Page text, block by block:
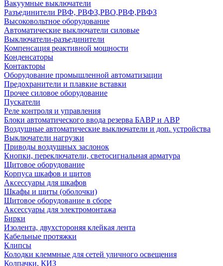
Вакуумные выключатели
Разъединители РВФ, РВФЗ,РВО,РВФ,РВФЗ
Высоковольтное оборудование
Автоматические выключатели cиловые
Выключатели-разъединители
Компенсация реактивной мощности
Конденсаторы
Контакторы
Оборудование промышленной автоматизации
Предохранители и плавкие вставки
Прочее силовое оборудование
Пускатели
Реле контроля и управления
Блоки автоматического ввода резерва БАВР и АВР
Воздушные автоматические выключатели и доп. устройства
Выключатели нагрузки
Приводы воздушных заслонок
Кнопки, переключатели, светосигнальная арматура
Щитовое оборудование
Корпуса шкафов и щитов
Аксессуары для шкафов
Шкафы и щиты (оболочки)
Щитовое оборудование в сборе
Аксессуары для электромонтажа
Бирки
Изолента, двухстороняя клейкая лента
Кабельные протяжки
Клипсы
Колодки клеммные для сетей уличного освещения
Колпачки, КИЗ